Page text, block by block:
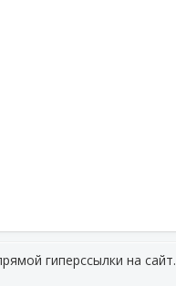
гиперссылки на сайт.